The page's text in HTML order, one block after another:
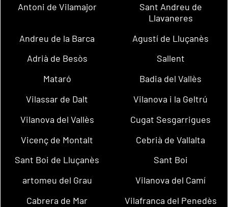
Antoni de Vilamajor
Sant Andreu de
Llavaneres
Andreu de la Barca
Agustí de Lluçanès
Adrià de Besòs
Sallent
Mataró
Badia del Vallès
Vilassar de Dalt
Vilanova i la Geltrú
Vilanova del Vallès
Cugat Sesgarrigues
Vicenç de Montalt
Cebrià de Vallalta
Sant Boi de Lluçanès
Sant Boi
artomeu del Grau
Vilanova del Camí
Cabrera de Mar
Vilafranca del Penedès